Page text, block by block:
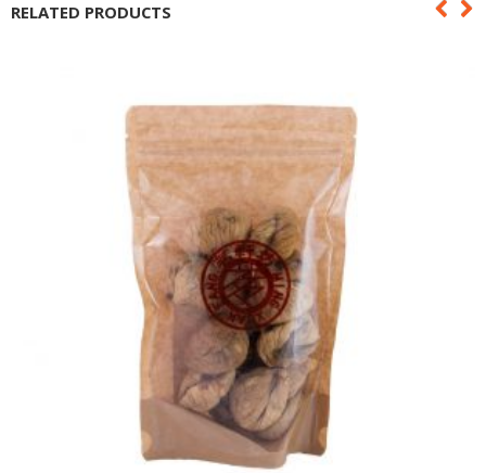
RELATED PRODUCTS